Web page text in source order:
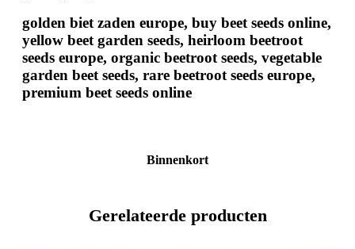
golden biet zaden europe, buy beet seeds online,
yellow beet garden seeds, heirloom beetroot
seeds europe, organic beetroot seeds, vegetable
garden beet seeds, rare beetroot seeds europe,
premium beet seeds online
Binnenkort
Gerelateerde producten